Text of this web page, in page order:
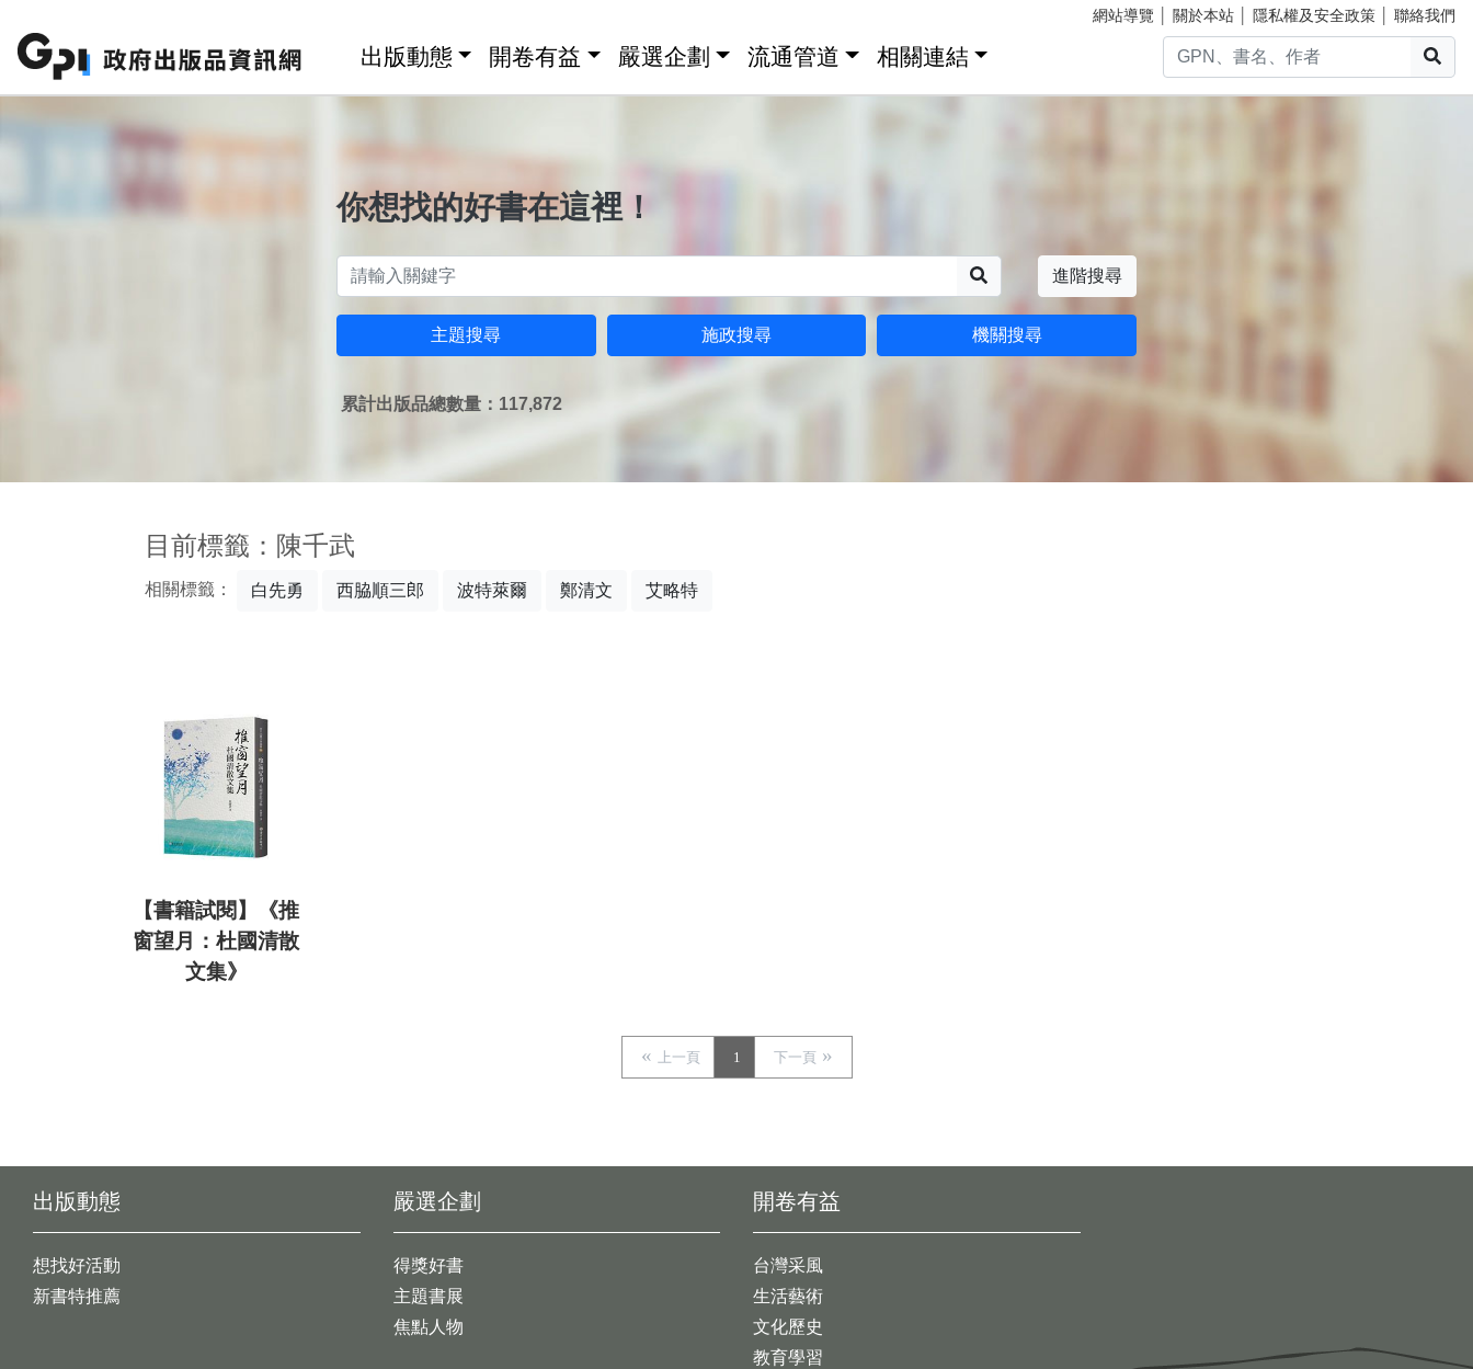
網站導覽 關於本站 隱私權及安全政策 聯絡我們
出版動態 開卷有益 嚴選企劃 流通管道 相關連結
你想找的好書在這裡！
進階搜尋
主題搜尋 施政搜尋 機關搜尋
累計出版品總數量：117,872
目前標籤：陳千武
相關標籤： 白先勇 西脇順三郎 波特萊爾 鄭清文 艾略特
【書籍試閱】《推
窗望月：杜國清散
文集》
上一頁 1 下一頁
出版動態
想找好活動
新書特推薦
開卷有益
台灣采風
生活藝術
文化歷史
教育學習
嚴選企劃
得獎好書
主題書展
焦點人物